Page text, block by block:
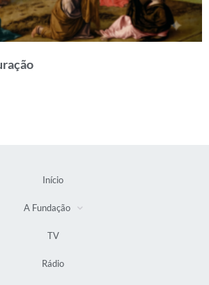
Início
A Fundação
TV
Rádio